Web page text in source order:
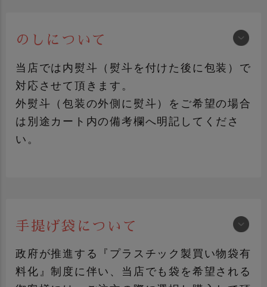
（黒地にロゴマーク）
のしについて
当店では内熨斗（熨斗を付けた後に包装）で
対応させて頂きます。
外熨斗（包装の外側に熨斗）をご希望の場合
は別途カート内の備考欄へ明記してくださ
い。
加工品ギフト 青果ギフト
のしについて詳しく見る
手提げ袋について
政府が推進する『プラスチック製買い物袋有
料化』制度に伴い、当店でも袋を希望される